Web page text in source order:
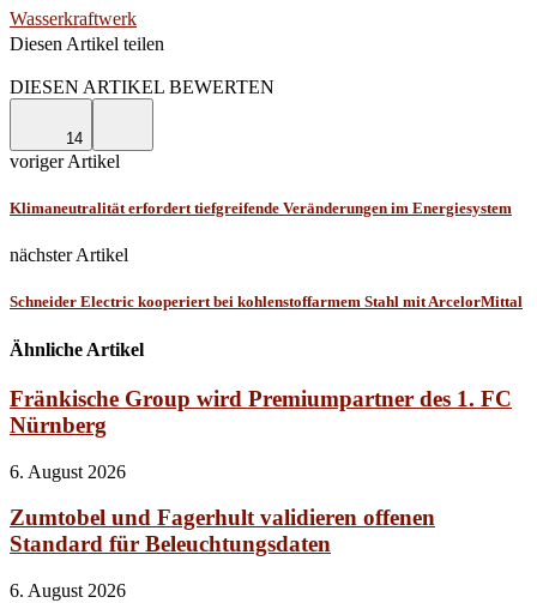
Wasserkraftwerk
Diesen Artikel teilen
DIESEN ARTIKEL BEWERTEN
14
voriger Artikel
Klimaneutralität erfordert tiefgreifende Veränderungen im Energiesystem
nächster Artikel
Schneider Electric kooperiert bei kohlenstoffarmem Stahl mit ArcelorMittal
Ähnliche Artikel
Fränkische Group wird Premiumpartner des 1. FC
Nürnberg
6. August 2026
Zumtobel und Fagerhult validieren offenen
Standard für Beleuchtungsdaten
6. August 2026